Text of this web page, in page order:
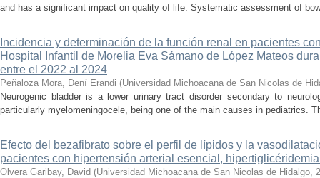
and has a significant impact on quality of life. Systematic assessment of
Incidencia y determinación de la función renal en pacientes
Hospital Infantil de Morelia Eva Sámano de López Mateos
entre el 2022 al 2024
Peñaloza Mora, Dení Erandi (Universidad Michoacana de San Nicolas de
Neurogenic bladder is a lower urinary tract disorder secondary to
particularly myelomeningocele, being one of the main causes in pediatrics.
Efecto del bezafibrato sobre el perfil de lípidos y la
pacientes con hipertensión arterial esencial,
Olvera Garibay, David (Universidad Michoacana de San Nicolas de Hidalgo,